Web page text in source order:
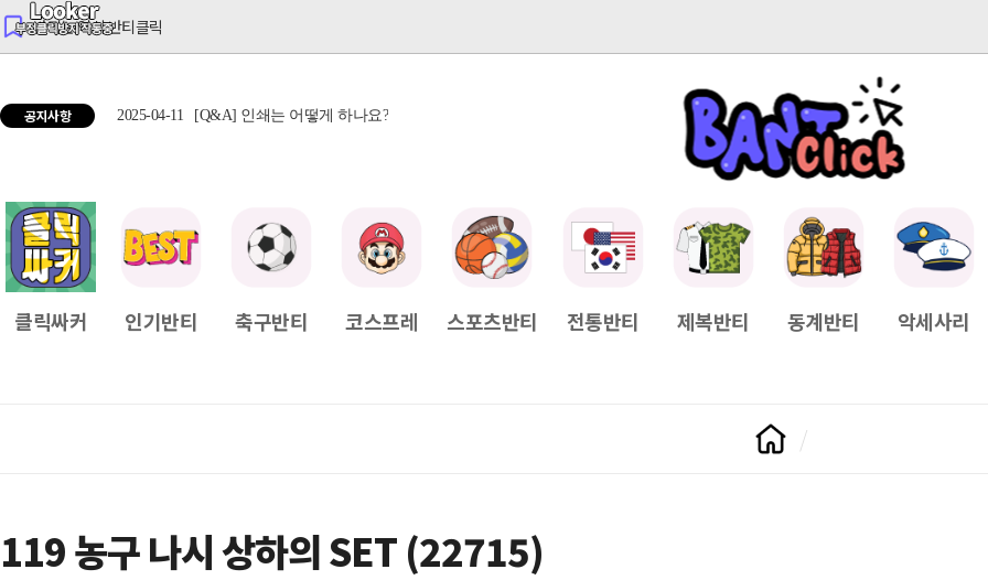
반티는 역시 반티클릭
공지사항 2025-04-11 [Q&A] 인쇄는 어떻게 하나요? [Q&A] 배송일정이 궁금하면? 2025-04-11 [Q&A] 나눠서
클릭싸커 인기반티 축구반티 코스프레 스포츠반티 전통반티 제복반티 동계반티 악세사리
119 농구 나시 상하의 SET (22715)